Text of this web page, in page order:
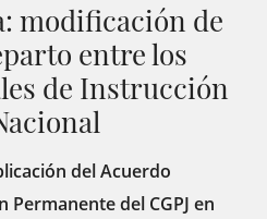
modificación de
entre los
de Instrucción
del Acuerdo
del CGPJ en